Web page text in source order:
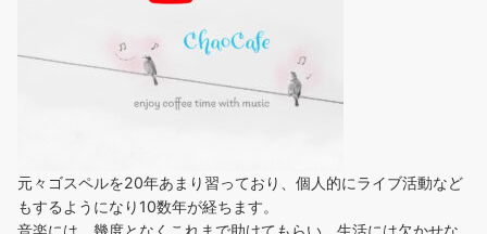
元々ゴスペルを20年あまり習っており、個人的にライブ活動など
もするようになり10数年が経ちます。
音楽には、幾度となくこれまで助けてもらい、生活には欠かせな